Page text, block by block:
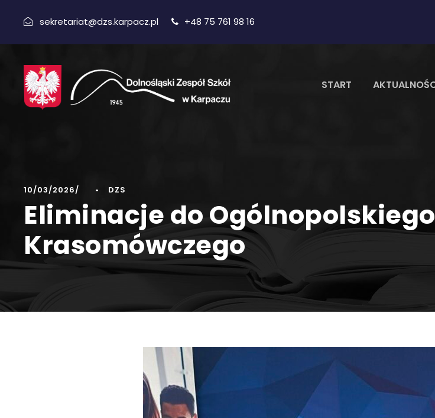
sekretariat@dzs.karpacz.pl +48 75 761 98 16
START
10/03/2026 • DZS
Eliminacje do
Krasomówczego